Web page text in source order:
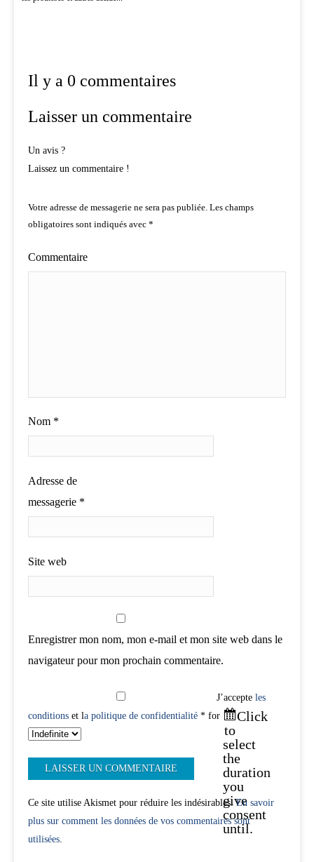
Il y a 0 commentaires
Laisser un commentaire
Un avis ?
Laissez un commentaire !
Votre adresse de messagerie ne sera pas publiée. Les champs
obligatoires sont indiqués avec *
Commentaire
Nom *
Adresse de
messagerie *
Site web
Enregistrer mon nom, mon e-mail et mon site web dans le
navigateur pour mon prochain commentaire.
J’accepte les
conditions et la politique de confidentialité * for
Click
to
select
the
duration
you
give
consent
until.
Ce site utilise Akismet pour réduire les indésirables.En savoir
plus sur comment les données de vos commentaires sont
utilisées.